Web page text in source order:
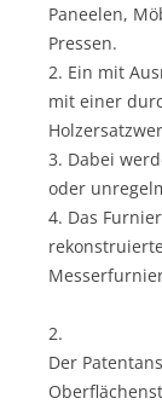
Paneelen,
Pressen.
2. Ein mit
mit einer
3. Dabei
oder
4. Das
2.
Der